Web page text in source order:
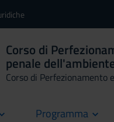
Corso di
penale
Corso di Perfezionamento
Programma